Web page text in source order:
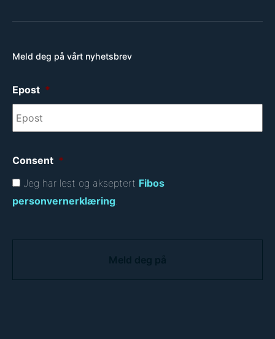
Meld deg på vårt nyhetsbrev
Epost *
Consent *
Jeg har lest og akseptert Fibos
personvernerklæring.